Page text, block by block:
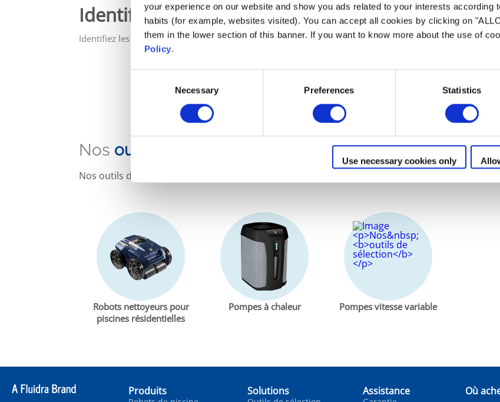
your experience on our website and show you ads related to your interests according
habits (for example, websites visited). You can accept all cookies by clicking on
them in the lower section of this banner. If you want to know more about the use of
Policy.
Necessary Preferences Statistics
Use necessary cookies only
Identifiez
Identifiez les spécifications de votre piscine
Comparez
Comparez les différents produits de la gamme
Nos outils de sélection
Nos outils de sélection vous aident à trouver les meilleurs produits
Robots nettoyeurs pour
piscines résidentielles
Pompes à chaleur Pompes vitesse variable
Produits Solutions Assistance Où